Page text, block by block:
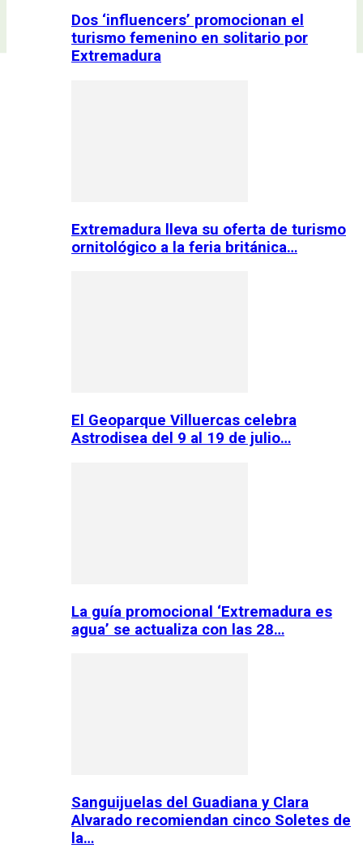
Dos ‘influencers’ promocionan el
turismo femenino en solitario por
Extremadura
Extremadura lleva su oferta de turismo
ornitológico a la feria británica…
El Geoparque Villuercas celebra
Astrodisea del 9 al 19 de julio…
La guía promocional ‘Extremadura es
agua’ se actualiza con las 28…
Sanguijuelas del Guadiana y Clara
Alvarado recomiendan cinco Soletes de
la…